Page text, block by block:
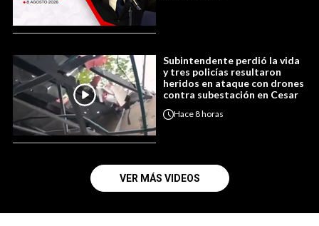
Subintendente perdió la vida
y tres policías resultaron
heridos en ataque con drones
contra subestación en Cesar
Hace8 horas
VER MÁS VIDEOS